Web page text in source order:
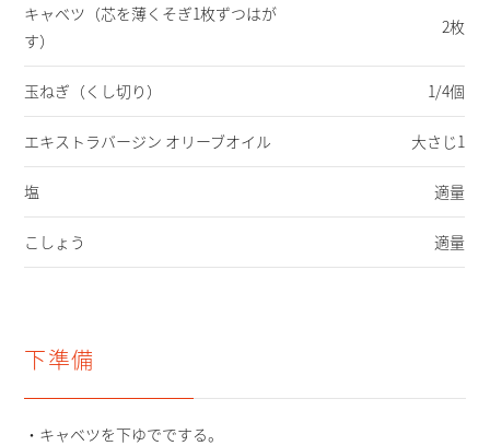
キャベツ （芯を薄くそぎ1枚ずつはが
す）
2枚
玉ねぎ （くし切り） 1/4個
エキストラバージン オリーブオイル 大さじ1
塩 適量
こしょう 適量
下準備
・キャベツを下ゆででする。